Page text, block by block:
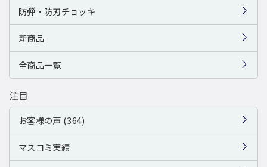
防弾・防刃チョッキ
新商品
全商品一覧
注目
お客様の声 (364)
マスコミ実績